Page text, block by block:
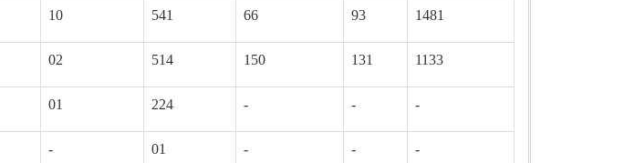
10 541 66 93 1481
02 514 150 131 1133
01 224 - - -
- 01 - - -